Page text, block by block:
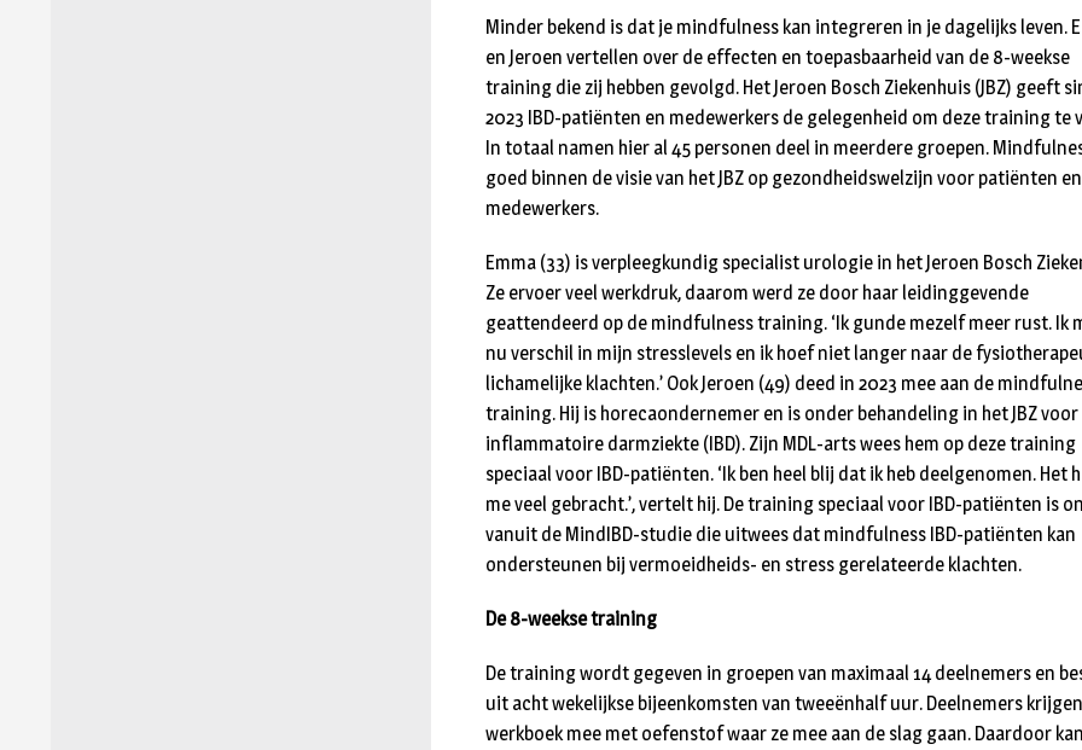
Minder bekend is dat je mindfulness kan integreren in je dagelijks leven.
en Jeroen vertellen over de effecten en toepasbaarheid van de 8-weekse
training die zij hebben gevolgd. Het Jeroen Bosch Ziekenhuis (JBZ) geeft
2023 IBD-patiënten en medewerkers de gelegenheid om deze training te
In totaal namen hier al 45 personen deel in meerdere groepen.
goed binnen de visie van het JBZ op gezondheidswelzijn voor patiënten en
medewerkers.
Emma (33) is verpleegkundig specialist urologie in het Jeroen Bosch
Ze ervoer veel werkdruk, daarom werd ze door haar leidinggevende
geattendeerd op de mindfulness training. ‘Ik gunde mezelf meer rust. Ik
nu verschil in mijn stresslevels en ik hoef niet langer naar de
lichamelijke klachten.’ Ook Jeroen (49) deed in 2023 mee aan de
training. Hij is horecaondernemer en is onder behandeling in het JBZ voor
inflammatoire darmziekte (IBD). Zijn MDL-arts wees hem op deze training
speciaal voor IBD-patiënten. ‘Ik ben heel blij dat ik heb deelgenomen. Het
me veel gebracht.’, vertelt hij. De training speciaal voor IBD-patiënten is
vanuit de MindIBD-studie die uitwees dat mindfulness IBD-patiënten kan
ondersteunen bij vermoeidheids- en stress gerelateerde klachten.
De 8-weekse training
De training wordt gegeven in groepen van maximaal 14 deelnemers en
uit acht wekelijkse bijeenkomsten van tweeënhalf uur. Deelnemers
werkboek mee met oefenstof waar ze mee aan de slag gaan. Daardoor